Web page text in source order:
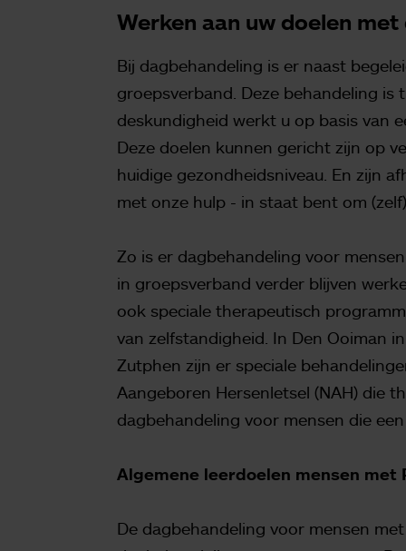
Werken aan uw doelen
Bij dagbehandeling is er naast
groepsverband. Deze behandeling is
deskundigheid werkt u op basis van
Deze doelen kunnen gericht zijn op
huidige gezondheidsniveau. En zijn
met onze hulp - in staat bent om
Zo is er dagbehandeling voor
in groepsverband verder blijven
ook speciale therapeutisch
van zelfstandigheid. In Den Ooiman
Zutphen zijn er speciale
Aangeboren Hersenletsel (NAH) die
dagbehandeling voor mensen die
Algemene leerdoelen mensen met
De dagbehandeling voor mensen